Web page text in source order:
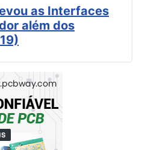
as Interfaces
além dos